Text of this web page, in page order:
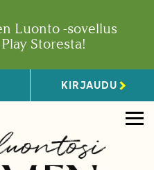
Luonto -sovellus
Storesta!
KIRJAUDU